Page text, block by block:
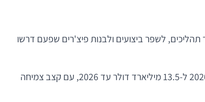
לשפר ביצועים ולבנות פיצ'רים שפעם דרשו
צפוי לצמוח מ-1.7 מיליארד דולר ב-2020 ל-13.5 מיליארד דולר עד 2026, עם קצב צמיחה